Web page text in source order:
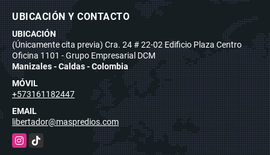
UBICACIÓN Y CONTACTO
UBICACIÓN
(Únicamente cita previa) Cra. 24 # 22-02 Edificio Plaza Centro
Oficina 1101 - Grupo Empresarial DCM
Manizales - Caldas - Colombia
MÓVIL
+573161182447
EMAIL
libertador@maspredios.com
Instagram
TikTok